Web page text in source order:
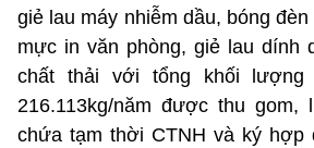
giẻ lau máy nhiễm dầu, bóng
mực in văn phòng, giẻ lau dính
chất thải với tổng khối lượng
216.113kg/năm được thu
chứa tạm thời CTNH và ký hợp